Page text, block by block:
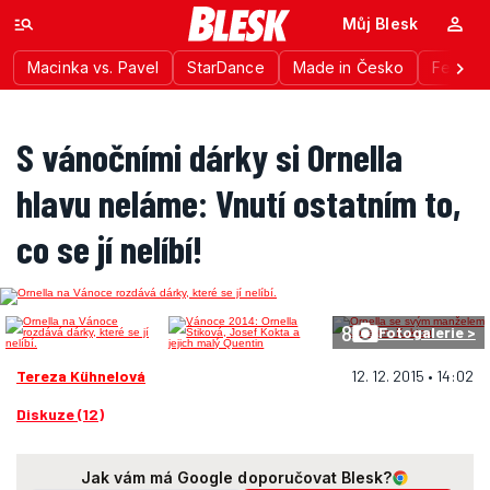
Macinka vs. Pavel StarDance Made in Česko
Můj Blesk
S vánočními dárky si Ornella
hlavu neláme: Vnutí ostatním to,
co se jí nelíbí!
8 Fotogalerie >
Tereza Kühnelová 12. 12. 2015 • 14:02
Diskuze (12)
Jak vám má Google doporučovat Blesk?